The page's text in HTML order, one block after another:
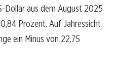
Dollar aus dem August 2025
Prozent. Auf Jahressicht
ein Minus von 22,75